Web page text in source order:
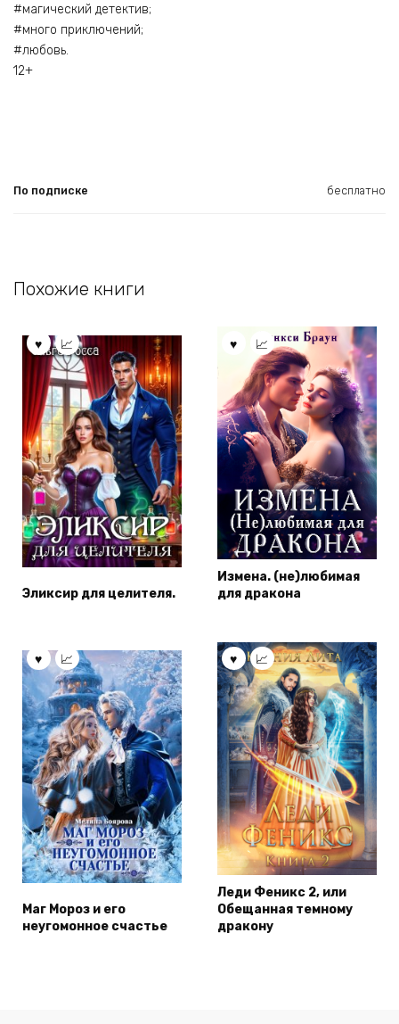
#магический детектив;
#много приключений;
#любовь.
12+
По подписке бесплатно
Похожие книги
Эликсир для целителя.
Измена. (не)любимая
для дракона
Маг Мороз и его
неугомонное счастье
Леди Феникс 2, или
Обещанная темному
дракону